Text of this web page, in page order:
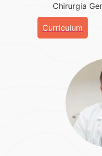
Chirurgia
Curriculum